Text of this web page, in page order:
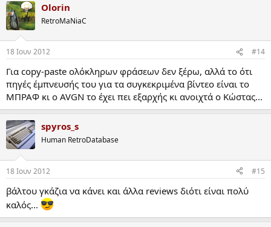
Olorin
RetroMaNiaC
18 Ιουν 2012 #14
Για copy-paste ολόκληρων φράσεων δεν ξέρω, αλλά το ότι
πηγές έμπνευσής του για τα συγκεκριμένα βίντεο είναι το
ΜΠΡΑΦ κι ο AVGN το έχει πει εξαρχής κι ανοιχτά ο Κώστας...
spyros_s
Human RetroDatabase
18 Ιουν 2012 #15
βάλτου γκάζια να κάνει και άλλα reviews διότι είναι πολύ
καλός...